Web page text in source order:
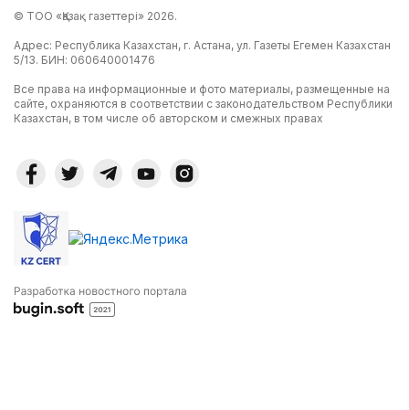
© ТОО «Қазақ газеттері» 2026.
Адрес: Республика Казахстан, г. Астана, ул. Газеты Егемен Казахстан
5/13. БИН: 060640001476
Все права на информационные и фото материалы, размещенные на
сайте, охраняются в соответствии с законодательством Республики
Казахстан, в том числе об авторском и смежных правах